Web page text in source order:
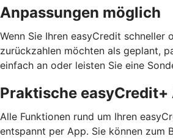
Anpassungen möglich
Wenn Sie Ihren easyCredit schneller
zurückzahlen möchten als geplant,
einfach an oder leisten Sie eine
Praktische easyCredit+
Alle Funktionen rund um Ihren
entspannt per App. Sie können zum